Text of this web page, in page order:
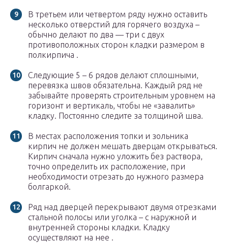
В третьем или четвертом ряду нужно оставить
несколько отверстий для горячего воздуха –
обычно делают по два — три с двух
противоположных сторон кладки размером в
полкирпича .
Следующие 5 – 6 рядов делают сплошными,
перевязка швов обязательна. Каждый ряд не
забывайте проверять строительным уровнем на
горизонт и вертикаль, чтобы не «завалить»
кладку. Постоянно следите за толщиной шва.
В местах расположения топки и зольника
кирпич не должен мешать дверцам открываться.
Кирпич сначала нужно уложить без раствора,
точно определить их расположение, при
необходимости отрезать до нужного размера
болгаркой.
Ряд над дверцей перекрывают двумя отрезками
стальной полосы или уголка – с наружной и
внутренней стороны кладки. Кладку
осуществляют на нее .